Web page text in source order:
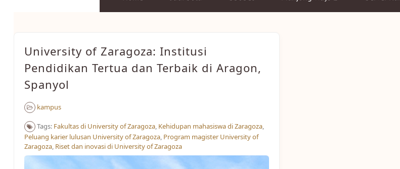
University of Zaragoza: Institusi
Pendidikan Tertua dan Terbaik di Aragon,
Spanyol
kampus
Tags: Fakultas di University of Zaragoza, Kehidupan mahasiswa di Zaragoza,
Peluang karier lulusan University of Zaragoza, Program magister University of
Zaragoza, Riset dan inovasi di University of Zaragoza